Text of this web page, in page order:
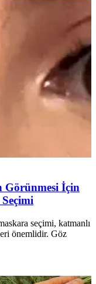
Görünmesi İçin
seçimi, katmanlı
önemlidir. Göz